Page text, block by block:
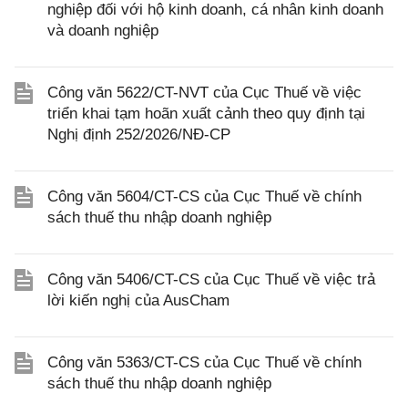
nghiệp đối với hộ kinh doanh, cá nhân kinh doanh
và doanh nghiệp
Công văn 5622/CT-NVT của Cục Thuế về việc
triển khai tạm hoãn xuất cảnh theo quy định tại
Nghị định 252/2026/NĐ-CP
Công văn 5604/CT-CS của Cục Thuế về chính
sách thuế thu nhập doanh nghiệp
Công văn 5406/CT-CS của Cục Thuế về việc trả
lời kiến nghị của AusCham
Công văn 5363/CT-CS của Cục Thuế về chính
sách thuế thu nhập doanh nghiệp